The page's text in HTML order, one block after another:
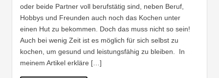
oder beide Partner voll berufstätig sind, neben Beruf,
Hobbys und Freunden auch noch das Kochen unter
einen Hut zu bekommen. Doch das muss nicht so sein!
Auch bei wenig Zeit ist es möglich für sich selbst zu
kochen, um gesund und leistungsfähig zu bleiben. In
meinem Artikel erkläre […]